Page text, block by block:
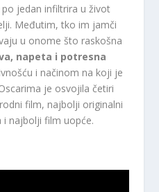
jedan infiltrira u život
Međutim, tko im jamči
u onome što raskošna
napeta i potresna
i načinom na koji je
je osvojila četiri
film, najbolji originalni
najbolji film uopće.